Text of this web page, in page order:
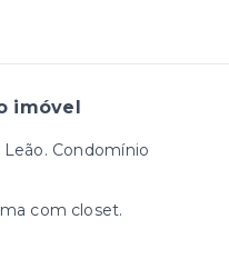
imóvel
Condomínio
com closet.